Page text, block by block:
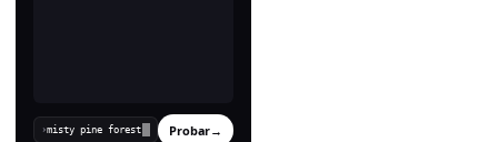
› Probar→